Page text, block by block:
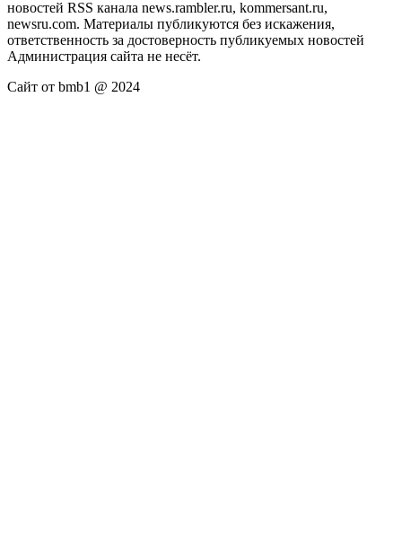
новостей RSS канала news.rambler.ru, kommersant.ru,
newsru.com. Материалы публикуются без искажения,
ответственность за достоверность публикуемых новостей
Администрация сайта не несёт.
Сайт от bmb1 @ 2024